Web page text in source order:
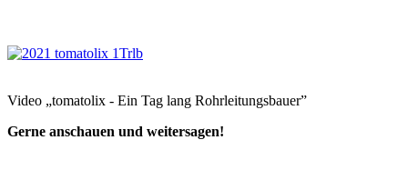
Video „tomatolix - Ein Tag lang Rohrleitungsbauer”
Gerne anschauen und weitersagen!